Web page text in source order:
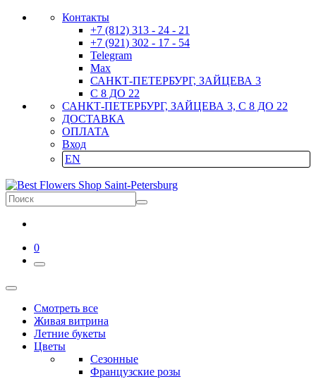
Контакты
+7 (812) 313 - 24 - 21
+7 (921) 302 - 17 - 54
Telegram
Max
САНКТ-ПЕТЕРБУРГ, ЗАЙЦЕВА 3
С 8 ДО 22
САНКТ-ПЕТЕРБУРГ, ЗАЙЦЕВА 3, С 8 ДО 22
ДОСТАВКА
ОПЛАТА
Вход
EN
0
Смотреть все
Живая витрина
Летние букеты
Цветы
Сезонные
Французские розы